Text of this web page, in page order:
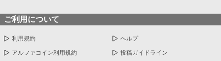
ご利用について
利用規約 ヘルプ
アルファコイン利用規約 投稿ガイドライン